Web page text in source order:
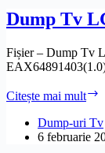
Dump Tv
Fișier – Dump Tv
Citește mai mult
Dump-uri Tv
6 februarie